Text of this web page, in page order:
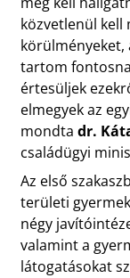
közvetlenül kell
körülményeket,
tartom
értesüljek
elmegyek az
mondta dr.
családügyi
Az első
területi
négy
valamint a
látogatásokat